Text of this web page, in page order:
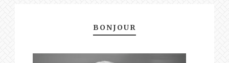
BONJOUR